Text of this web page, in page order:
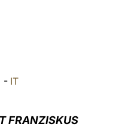
IT
FRANZISKUS